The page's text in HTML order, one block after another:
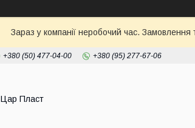
Зараз у компанії неробочий час.
+380 (50) 477-04-00 +380 (95) 277-67-06
Цар Пласт